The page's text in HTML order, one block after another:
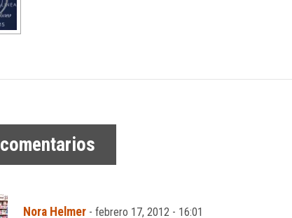
comentarios
Nora Helmer- febrero 17, 2012 - 16:01